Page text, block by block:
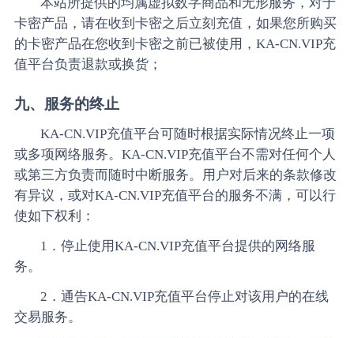
卡密产品，请在收到卡密之后立刻充值，如果您所购买
的卡密产品在您收到卡密之前已被使用，KA-CN.VIP充
值平台负责退款或换货；
九、服务的终止
KA-CN.VIP充值平台可随时根据实际情况终止一项
或多项网络服务。KA-CN.VIP充值平台不需对任何个人
或第三方负责而随时中断服务。用户对后来的条款修改
有异议，或对KA-CN.VIP充值平台的服务不满，可以行
使如下权利：
1．停止使用KA-CN.VIP充值平台提供的网络服
务。
2．通告KA-CN.VIP充值平台停止对该用户的在线
交易服务。